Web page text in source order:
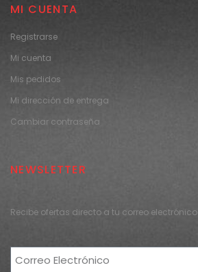
MI CUENTA
Registrarse
Mi cuenta
Mis pedidos
Mi dirección de entrega
Cambiar contraseña
NEWSLETTER
Recibe ofertas directo a tu correo electrónico